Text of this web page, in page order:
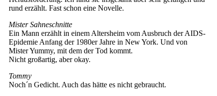
rund erzählt. Fast schon eine Novelle.
Mister Sahneschnitte
Ein Mann erzählt in einem Altersheim vom Ausbruch der AIDS-
Epidemie Anfang der 1980er Jahre in New York. Und von
Mister Yummy, mit dem der Tod kommt.
Nicht großartig, aber okay.
Tommy
Noch´n Gedicht. Auch das hätte es nicht gebraucht.